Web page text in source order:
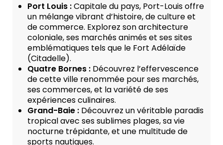
Port Louis :Capitale du pays, Port-Louis offre
un mélange vibrant d’histoire, de culture et
de commerce. Explorez son architecture
coloniale, ses marchés animés et ses sites
emblématiques tels que le Fort Adélaïde
(Citadelle).
Quatre Bornes : Découvrez l’effervescence
de cette ville renommée pour ses marchés,
ses commerces, et la variété de ses
expériences culinaires.
Grand-Baie : Découvrez un véritable paradis
tropical avec ses sublimes plages, sa vie
nocturne trépidante, et une multitude de
sports nautiques.